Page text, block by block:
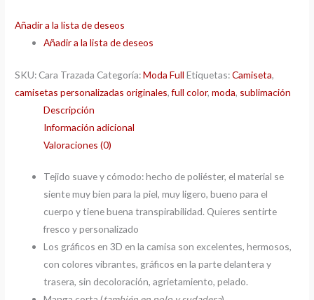
Añadir a la lista de deseos
Añadir a la lista de deseos
SKU: Cara Trazada Categoría:Moda Full Etiquetas:Camiseta,
camisetas personalizadas originales,full color,moda, sublimación
Descripción
Información adicional
Valoraciones (0)
Tejido suave y cómodo: hecho de poliéster, el material se
siente muy bien para la piel, muy ligero, bueno para el
cuerpo y tiene buena transpirabilidad. Quieres sentirte
fresco y personalizado
Los gráficos en 3D en la camisa son excelentes, hermosos,
con colores vibrantes, gráficos en la parte delantera y
trasera, sin decoloración, agrietamiento, pelado.